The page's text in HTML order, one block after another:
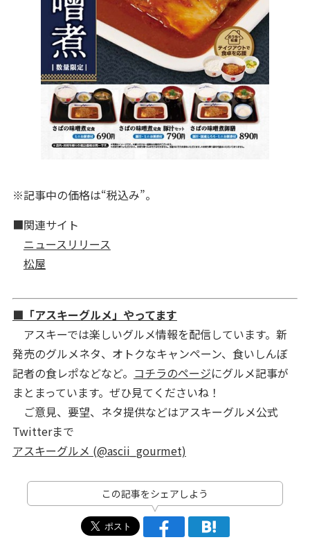
※記事中の価格は“税込み”。
■関連サイト
ニュースリリース
松屋
■「アスキーグルメ」やってます
アスキーでは楽しいグルメ情報を配信しています。新
発売のグルメネタ、オトクなキャンペーン、食いしんぼ
記者の食レポなどなど。 コチラのページにグルメ記事が
まとまっています。ぜひ見てくださいね！
ご意見、要望、ネタ提供などはアスキーグルメ公式
Twitterまで
アスキーグルメ (@ascii_gourmet)
この記事をシェアしよう